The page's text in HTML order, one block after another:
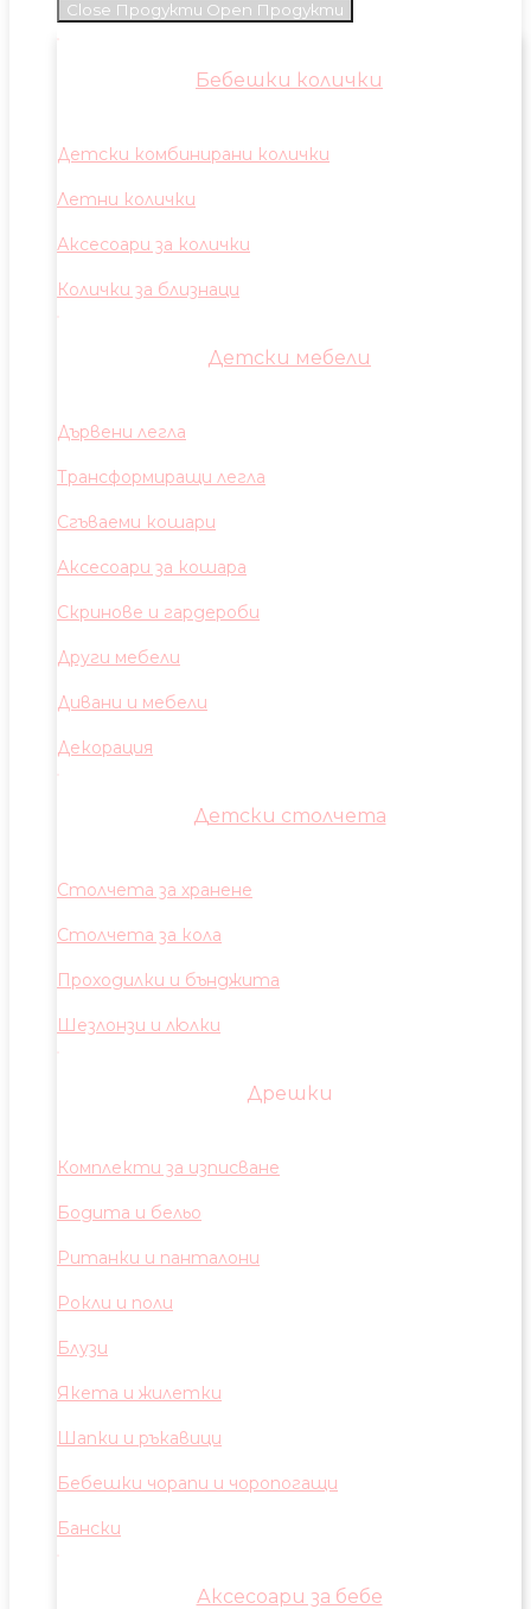
Close Продукти Open Продукти
Бебешки колички
Детски комбинирани колички
Летни колички
Аксесоари за колички
Колички за близнаци
Детски мебели
Дървени легла
Трансформиращи легла
Сгъваеми кошари
Аксесоари за кошара
Скринове и гардероби
Други мебели
Дивани и мебели
Декорация
Детски столчета
Столчета за хранене
Столчета за кола
Проходилки и бънджита
Шезлонзи и люлки
Дрешки
Комплекти за изписване
Бодита и бельо
Ританки и панталони
Рокли и поли
Блузи
Якета и жилетки
Шапки и ръкавици
Бебешки чорапи и чоропогащи
Бански
Аксесоари за бебе